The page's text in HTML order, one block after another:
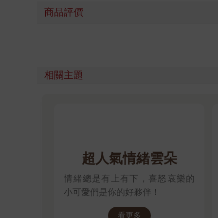
商品評價
相關主題
超人氣情緒雲朵
情緒總是有上有下，喜怒哀樂的
小可愛們是你的好夥伴！
看更多